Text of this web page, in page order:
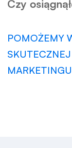
Czy
POMOŻEMY